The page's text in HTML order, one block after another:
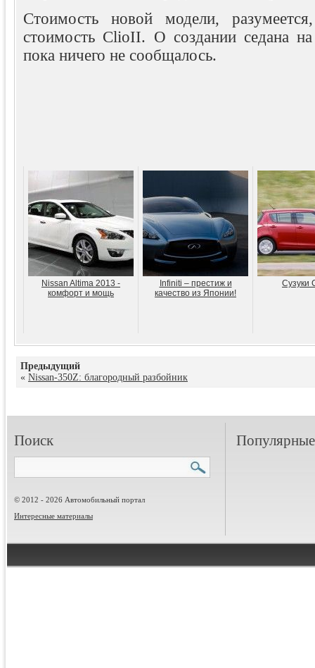
Стоимость новой модели,
стоимость ClioII. О создании седана
пока ничего не сообщалось.
Nissan Altima 2013 -
комфорт и мощь
Infiniti – престиж и
качество из Японии!
Сузуки
Предыдущий
« Nissan-350Z: благородный разбойник
Поиск
© 2012 - 2026 Автомобильный портал
Интересные материалы
Популярные